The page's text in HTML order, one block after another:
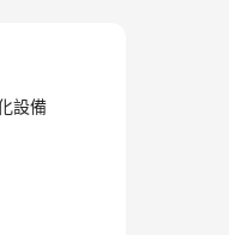
設備